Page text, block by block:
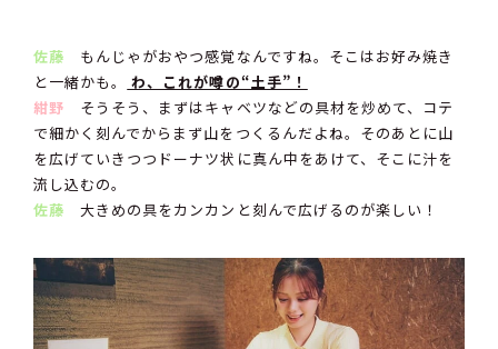
佐藤 もんじゃがおやつ感覚なんですね。そこはお好み焼き
と一緒かも。
わ、これが噂の“土手”！
紺野 そうそう、まずはキャベツなどの具材を炒めて、コテ
で細かく刻んでからまず山をつくるんだよね。そのあとに山
を広げていきつつドーナツ状に真ん中をあけて、そこに汁を
流し込むの。
佐藤 大きめの具をカンカンと刻んで広げるのが楽しい！